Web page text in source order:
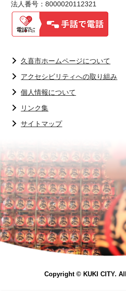
法人番号：8000020112321
久喜市ホームページについて
アクセシビリティへの取り組み
個人情報について
リンク集
サイトマップ
Copyright © KUKI CITY.